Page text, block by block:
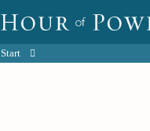
Start